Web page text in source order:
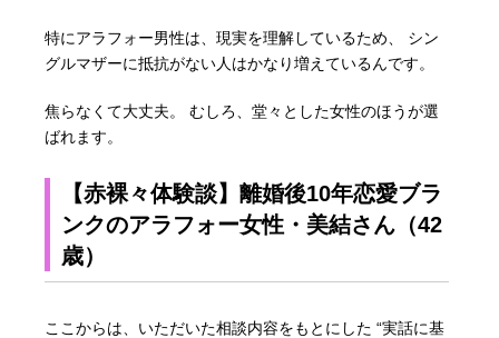
特にアラフォー男性は、現実を理解しているため、 シン
グルマザーに抵抗がない人はかなり増えているんです。
焦らなくて大丈夫。 むしろ、堂々とした女性のほうが選
ばれます。
【赤裸々体験談】離婚後10年恋愛ブラ
ンクのアラフォー女性・美結さん（42
歳）
ここからは、いただいた相談内容をもとにした “実話に基